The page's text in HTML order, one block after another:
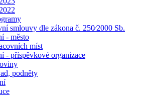
smlouvy dle zákona č. 250⁄2000 Sb.
- město
míst
- příspěvkové organizace
podněty